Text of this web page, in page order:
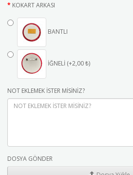
KOKART ARKASI
BANTLI
İĞNELİ (+2,00 ₺)
NOT EKLEMEK İSTER MİSİNİZ?
DOSYA GÖNDER